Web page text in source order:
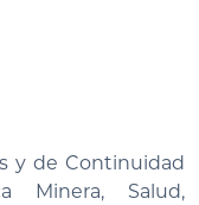
y de Continuidad
Minera, Salud,